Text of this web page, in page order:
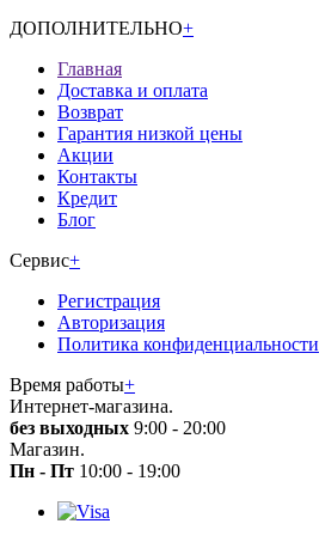
ДОПОЛНИТЕЛЬНО+
Главная
Доставка и оплата
Возврат
Гарантия низкой цены
Акции
Контакты
Кредит
Блог
Сервис+
Регистрация
Авторизация
Политика конфиденциальности
Время работы+
Интернет-магазина.
без выходных 9:00 - 20:00
Магазин.
Пн - Пт 10:00 - 19:00